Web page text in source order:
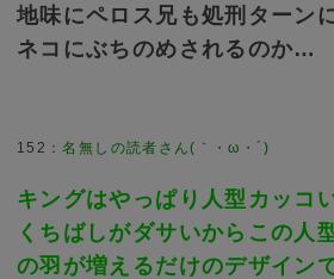
地味にペロス兄も処刑ターン
ネコにぶちのめされるのか…
152 ：名無しの読者さん(｀・ω・´)
キングはやっぱり人型カッコ
くちばしがダサいからこの人
の羽が増えるだけのデザイン